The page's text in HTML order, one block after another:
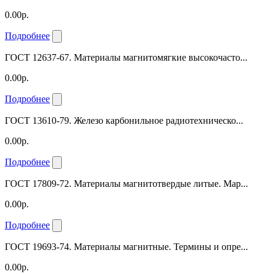
0.00р.
Подробнее
ГОСТ 12637-67. Материалы магнитомягкие высокочасто...
0.00р.
Подробнее
ГОСТ 13610-79. Железо карбонильное радиотехническо...
0.00р.
Подробнее
ГОСТ 17809-72. Материалы магнитотвердые литые. Мар...
0.00р.
Подробнее
ГОСТ 19693-74. Материалы магнитные. Термины и опре...
0.00р.